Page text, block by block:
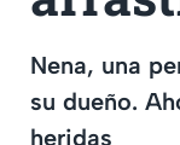
Nena, una
su dueño.
heridas